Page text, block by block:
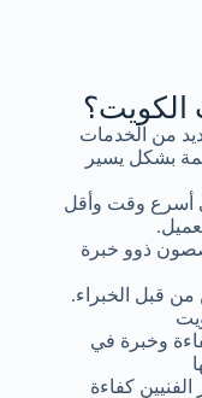
الكويت؟
من الخدمات
بشكل يسير
أسرع وقت وأقل
ذوو خبرة
من قبل الخبراء.
وخبرة في
كفاءة